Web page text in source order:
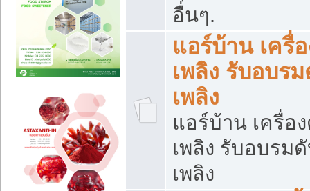
อื่นๆ.
แอร์บ้าน เครื่
เพลิง รับอบร
เพลิง
แอร์บ้าน เครื่อ
เพลิง รับอบรม
เพลิง